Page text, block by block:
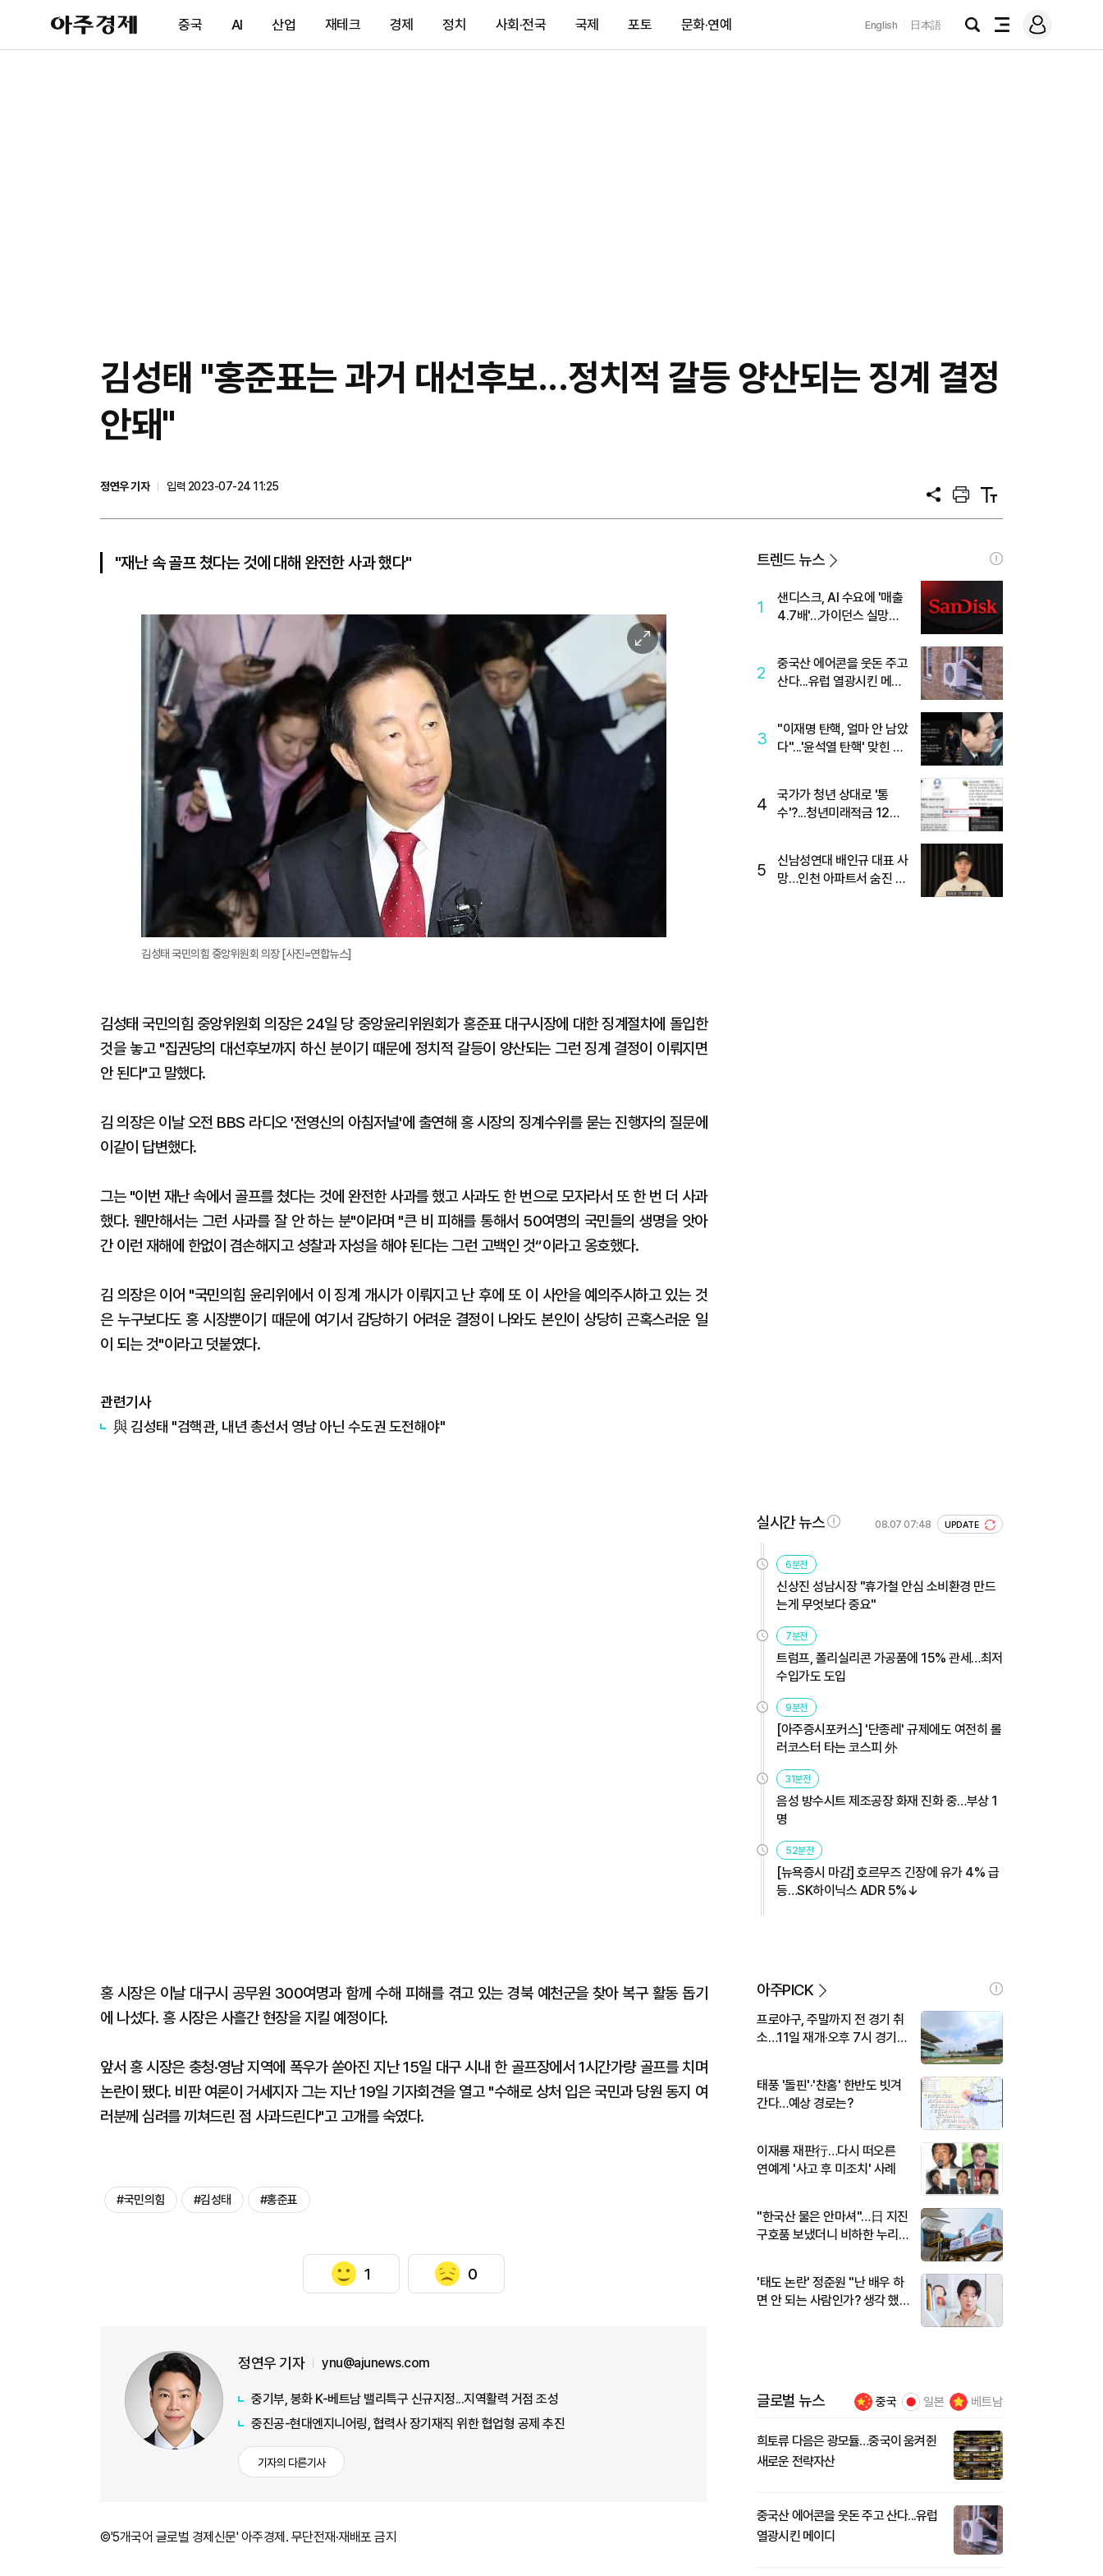
아
주
제
중국 AI 산업 재테크 경제 정치 사회·전국 국제 포토 문화·연예 English 日本語
검
전
메
그
김성태 "홍준표는 과거 대선후보...정치적 갈등 양산되는 징계 결정
안돼"
정연우 기자
입력 2023-07-24 11:25
공
프
트
텍
트
"재난 속 골프 쳤다는 것에 대해 완전한 사과 했다"
이
미
지
확
대
김성태 국민의힘 중앙위원회 의장 [사진=연합뉴스]
김성태 국민의힘 중앙위원회 의장은 24일 당 중앙윤리위원회가 홍준표 대구시장에 대한 징계절차에 돌입한
것을 놓고 "집권당의 대선후보까지 하신 분이기 때문에 정치적 갈등이 양산되는 그런 징계 결정이 이뤄지면
안 된다"고 말했다.
김 의장은 이날 오전 BBS 라디오 '전영신의 아침저널'에 출연해 홍 시장의 징계수위를 묻는 진행자의 질문에
이같이 답변했다.
그는 "이번 재난 속에서 골프를 쳤다는 것에 완전한 사과를 했고 사과도 한 번으로 모자라서 또 한 번 더 사과
했다. 웬만해서는 그런 사과를 잘 안 하는 분"이라며 "큰 비 피해를 통해서 50여명의 국민들의 생명을 앗아
간 이런 재해에 한없이 겸손해지고 성찰과 자성을 해야 된다는 그런 고백인 것“이라고 옹호했다.
김 의장은 이어 "국민의힘 윤리위에서 이 징계 개시가 이뤄지고 난 후에 또 이 사안을 예의주시하고 있는 것
은 누구보다도 홍 시장뿐이기 때문에 여기서 감당하기 어려운 결정이 나와도 본인이 상당히 곤혹스러운 일
이 되는 것"이라고 덧붙였다.
관련기사
與 김성태 "검핵관, 내년 총선서 영남 아닌 수도권 도전해야"
홍 시장은 이날 대구시 공무원 300여명과 함께 수해 피해를 겪고 있는 경북 예천군을 찾아 복구 활동 돕기
에 나섰다. 홍 시장은 사흘간 현장을 지킬 예정이다.
앞서 홍 시장은 충청·영남 지역에 폭우가 쏟아진 지난 15일 대구 시내 한 골프장에서 1시간가량 골프를 치며
논란이 됐다. 비판 여론이 거세지자 그는 지난 19일 기자회견을 열고 "수해로 상처 입은 국민과 당원 동지 여
러분께 심려를 끼쳐드린 점 사과드린다"고 고개를 숙였다.
#국민의힘 #김성태 #홍준표
1 0
정연우 기자 ynu@ajunews.com
중기부, 봉화 K-베트남 밸리특구 신규지정...지역활력 거점 조성
중진공-현대엔지니어링, 협력사 장기재직 위한 협업형 공제 추진
기자의 다른기사
©'5개국어 글로벌 경제신문' 아주경제. 무단전재·재배포 금지
트렌드 뉴스
1
샌디스크, AI 수요에 '매출
4.7배'…가이던스 실망에
2
중국산 에어콘을 웃돈 주고
산다...유럽 열광시킨 메이
3
"이재명 탄핵, 얼마 안 남았
다"...'윤석열 탄핵' 맞힌 무
4
국가가 청년 상대로 '통
수'?...청년미래적금 12%
5
신남성연대 배인규 대표 사
망…인천 아파트서 숨진 채
실시간 뉴스 08.07 07:48 UPDATE
6분전
신상진 성남시장 "휴가철 안심 소비환경 만드
는게 무엇보다 중요"
7분전
트럼프, 폴리실리콘 가공품에 15% 관세…최저
수입가도 도입
9분전
[아주증시포커스] '단종레' 규제에도 여전히 롤
러코스터 타는 코스피 外
31분전
음성 방수시트 제조공장 화재 진화 중…부상 1
명
52분전
[뉴욕증시 마감] 호르무즈 긴장에 유가 4% 급
등…SK하이닉스 ADR 5%↓
아주PICK
프로야구, 주말까지 전 경기 취
소…11일 재개·오후 7시 경기
태풍 '돌핀'·'찬홈' 한반도 빗겨
간다…예상 경로는?
이재룡 재판行…다시 떠오른
연예계 '사고 후 미조치' 사례
"한국산 물은 안마셔"…日 지진
구호품 보냈더니 비하한 누리
'태도 논란' 정준원 "난 배우 하
면 안 되는 사람인가? 생각 했
글로벌 뉴스 중국 일본 베트남
희토류 다음은 광모듈…중국이 움켜쥔
새로운 전략자산
중국산 에어콘을 웃돈 주고 산다...유럽
열광시킨 메이디